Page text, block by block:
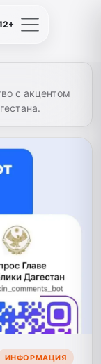
с акцентом
ИНФОРМАЦИЯ